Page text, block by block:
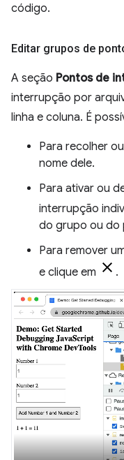
código.
Editar grupos de
A seção Pontos de
interrupção por
linha e coluna. É
Para recolher
nome dele.
Para ativar ou
interrupção
do grupo ou do
Para remover
e clique em
.